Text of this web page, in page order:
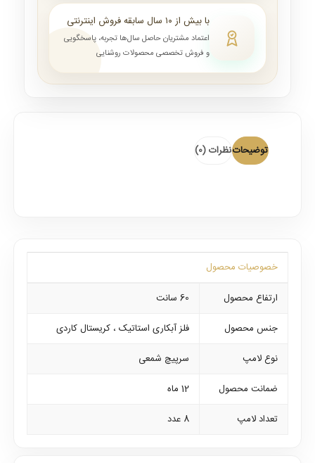
با بیش از ۱۰ سال سابقه فروش اینترنتی
اعتماد مشتریان حاصل سال‌ها تجربه، پاسخگویی
و فروش تخصصی محصولات روشنایی
توضیحاتنظرات (0)
خصوصیات محصول
ارتفاع محصول
60 سانت
جنس محصول
فلز آبکاری استاتیک ، کریستال کاردی
نوع لامپ
سرپیچ شمعی
ضمانت محصول
12 ماه
تعداد لامپ
8 عدد